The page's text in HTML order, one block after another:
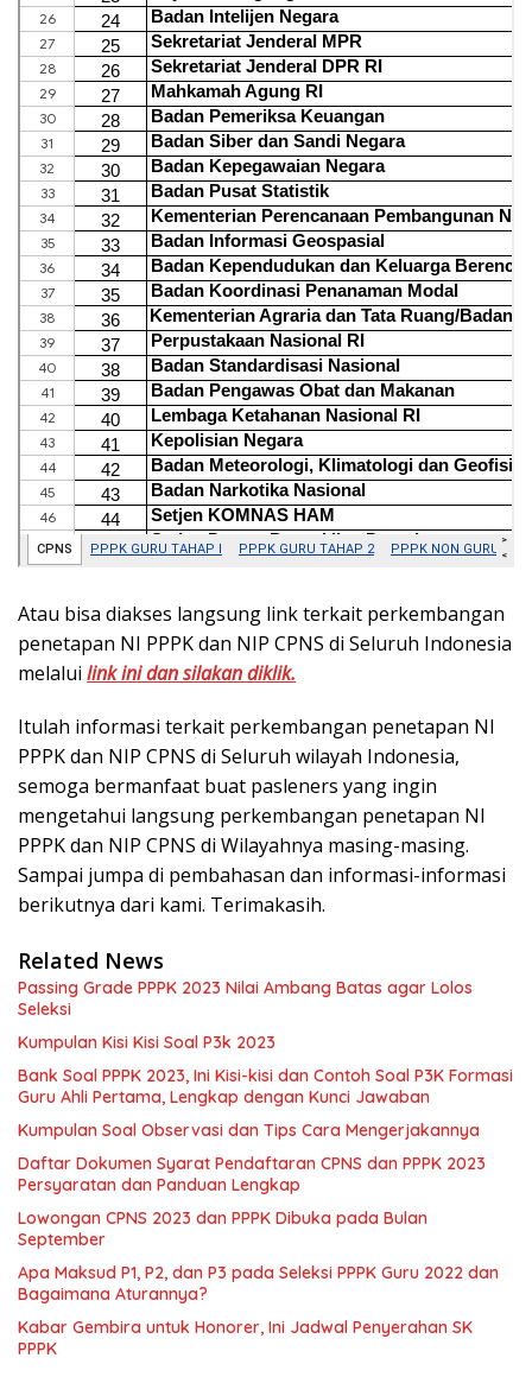
Atau bisa diakses langsung link terkait perkembangan
penetapan NI PPPK dan NIP CPNS di Seluruh Indonesia
melalui link ini dan silakan diklik.
Itulah informasi terkait perkembangan penetapan NI
PPPK dan NIP CPNS di Seluruh wilayah Indonesia,
semoga bermanfaat buat pasleners yang ingin
mengetahui langsung perkembangan penetapan NI
PPPK dan NIP CPNS di Wilayahnya masing-masing.
Sampai jumpa di pembahasan dan informasi-informasi
berikutnya dari kami. Terimakasih.
Related News
Passing Grade PPPK 2023 Nilai Ambang Batas agar Lolos
Seleksi
Kumpulan Kisi Kisi Soal P3k 2023
Bank Soal PPPK 2023, Ini Kisi-kisi dan Contoh Soal P3K Formasi
Guru Ahli Pertama, Lengkap dengan Kunci Jawaban
Kumpulan Soal Observasi dan Tips Cara Mengerjakannya
Daftar Dokumen Syarat Pendaftaran CPNS dan PPPK 2023
Persyaratan dan Panduan Lengkap
Lowongan CPNS 2023 dan PPPK Dibuka pada Bulan
September
Apa Maksud P1, P2, dan P3 pada Seleksi PPPK Guru 2022 dan
Bagaimana Aturannya?
Kabar Gembira untuk Honorer, Ini Jadwal Penyerahan SK
PPPK